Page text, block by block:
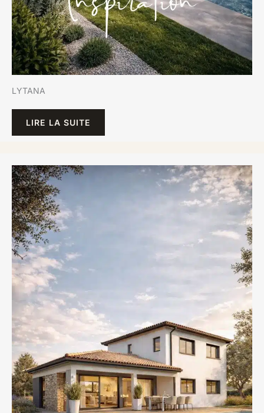
LYTANA
LIRE LA SUITE